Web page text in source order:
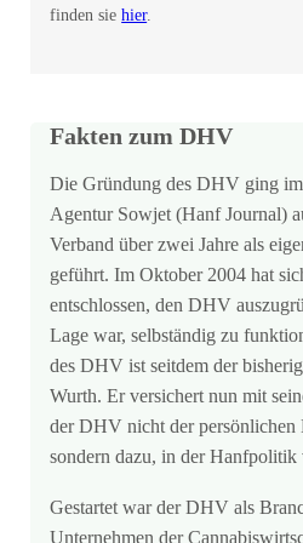
finden siehier.
Fakten zum DHV
Die Gründung des DHV ging
Agentur Sowjet (Hanf Journal)
Verband über zwei Jahre als
geführt. Im Oktober 2004 hat
entschlossen, den DHV
Lage war, selbständig zu
des DHV ist seitdem der
Wurth. Er versichert nun mit
der DHV nicht der persönlichen
sondern dazu, in der
Gestartet war der DHV als
Unternehmen der